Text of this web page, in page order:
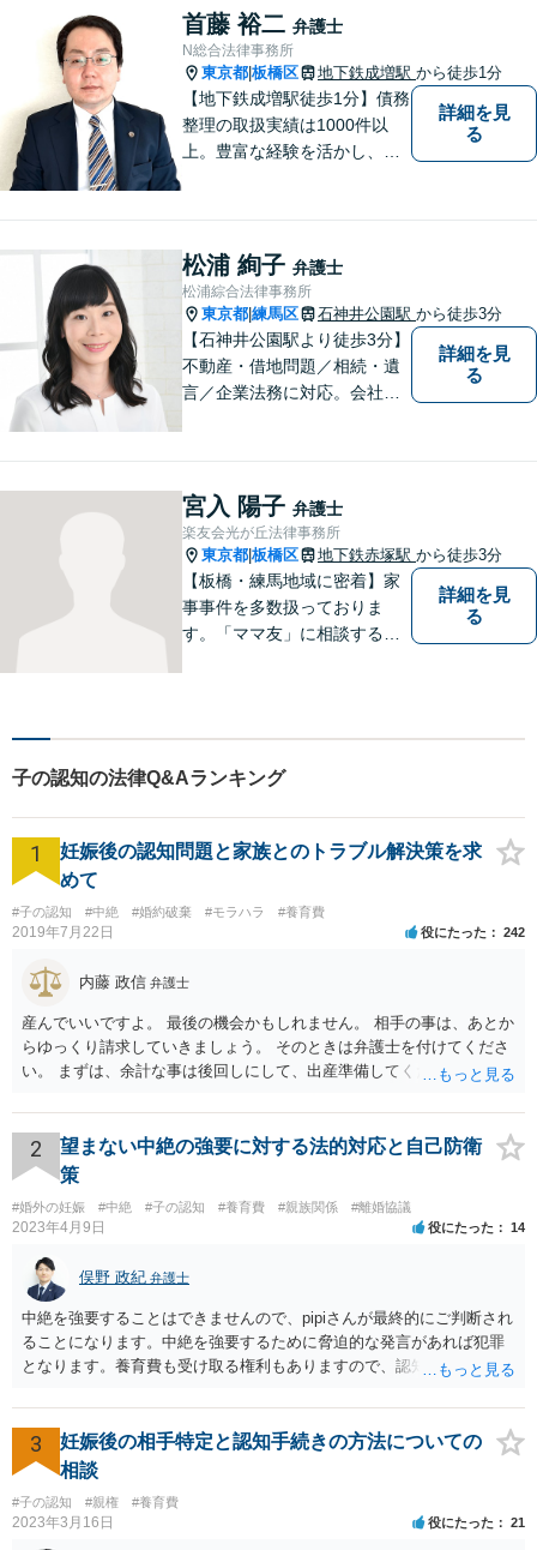
首藤 裕二 弁護士
N総合法律事務所
東京都 板橋区 地下鉄成増駅 から徒歩1分
【地下鉄成増駅徒歩1分】債務
整理の取扱実績は1000件以
上。豊富な経験を活かし、ご
脚で解決へ向けて尽力いたし
ます。まずはお気軽にご相談
ください。
詳細を見
る
松浦 絢子 弁護士
松浦綜合法律事務所
東京都 練馬区 石神井公園駅 から徒歩3分
【石神井公園駅より徒歩3分】
不動産・借地問題／相続・遺
言／企業法務に対応。会社員
詳細を見
る
宮入 陽子 弁護士
楽友会光が丘法律事務所
東京都 板橋区 地下鉄赤塚駅 から徒歩3分
【板橋・練馬地域に密着】家
事事件を多数扱っておりま
す。「ママ友」に相談するよ
詳細を見
る
子の認知の法律Q&Aランキング
1
妊娠後の認知問題と家族とのトラブル解決策を求
めて
#子の認知 #中絶 #婚約破棄 #モラハラ #養育費
2019年7月22日 役にたった 242
内藤 政信 弁護士
産んでいいですよ。 最後の機会かもしれません。 相手の事は、あとか
らゆっくり請求していきましょう。 そのときは弁護士を付けてくださ
い。 まずは、余計な事は後回しにして、出産準備してください。
2
望まない中絶の強要に対する法的対応と自己防衛
策
#婚外の妊娠 #中絶 #子の認知 #養育費 #親族関係 #離婚協議
2023年4月9日 役にたった 14
俣野 政紀 弁護士
中絶を強要することはできませんので、pipiさんが最終的にご判断され
ることになります。中絶を強要するために脅迫的な発言があれば犯罪
となります。養育費も受け取る権利もありますので、認知等につきお
勧めします。
3
妊娠後の相手特定と認知手続きの方法についての
相談
#子の認知 #親権 #養育費
2023年3月16日 役にたった 21